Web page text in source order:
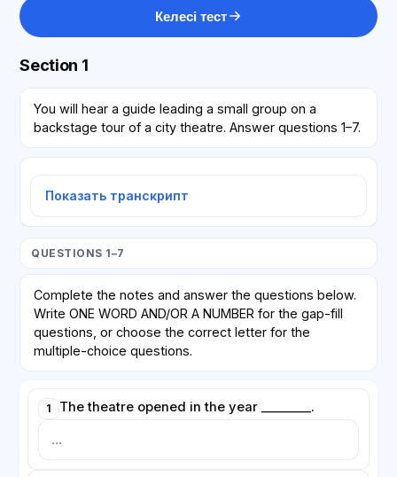
Келесі тест
Section 1
You will hear a guide leading a small group on a
backstage tour of a city theatre. Answer questions 1–7.
Показать транскрипт
QUESTIONS 1–7
Complete the notes and answer the questions below.
Write ONE WORD AND/OR A NUMBER for the gap-fill
questions, or choose the correct letter for the
multiple-choice questions.
1 The theatre opened in the year ________.